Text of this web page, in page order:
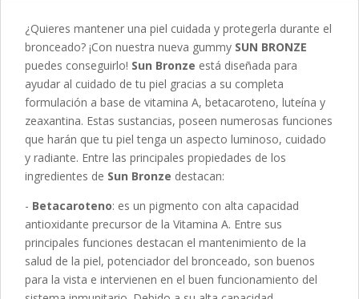
¿Quieres mantener una piel cuidada y protegerla durante el
bronceado? ¡Con nuestra nueva gummy SUN BRONZE
puedes conseguirlo! Sun Bronze está diseñada para
ayudar al cuidado de tu piel gracias a su completa
formulación a base de vitamina A, betacaroteno, luteína y
zeaxantina. Estas sustancias, poseen numerosas funciones
que harán que tu piel tenga un aspecto luminoso, cuidado
y radiante. Entre las principales propiedades de los
ingredientes de Sun Bronze destacan:
- Betacaroteno: es un pigmento con alta capacidad
antioxidante precursor de la Vitamina A. Entre sus
principales funciones destacan el mantenimiento de la
salud de la piel, potenciador del bronceado, son buenos
para la vista e intervienen en el buen funcionamiento del